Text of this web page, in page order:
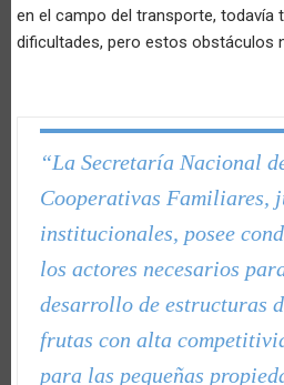
en el campo del transporte, todavía
dificultades, pero estos obstáculos
“La Secretaría Nacional
Cooperativas Familiares,
institucionales, posee
los actores necesarios
desarrollo de estructuras
frutas con alta
para las pequeñas